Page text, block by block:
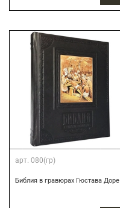
арт. 080(гр)
Библия в гравюрах Гюстава Доре